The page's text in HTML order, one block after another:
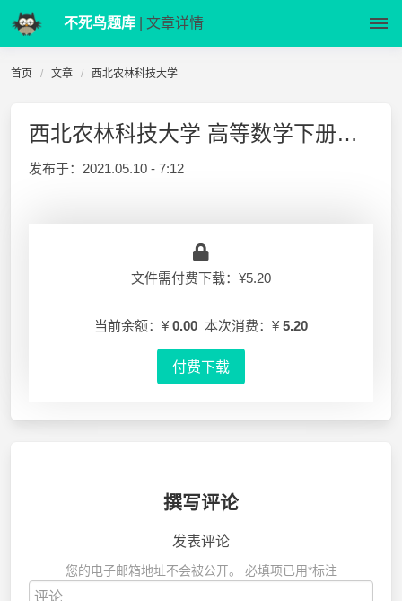
不死鸟题库 | 文章详情
首页 文章 西北农林科技大学
西北农林科技大学 高等数学下册期末复习题专题及参考答案
发布于： 2021.05.10 - 7:12
文件需付费下载：¥5.20
当前余额：¥ 0.00 本次消费：¥ 5.20
付费下载
撰写评论
发表评论
您的电子邮箱地址不会被公开。 必填项已用*标注